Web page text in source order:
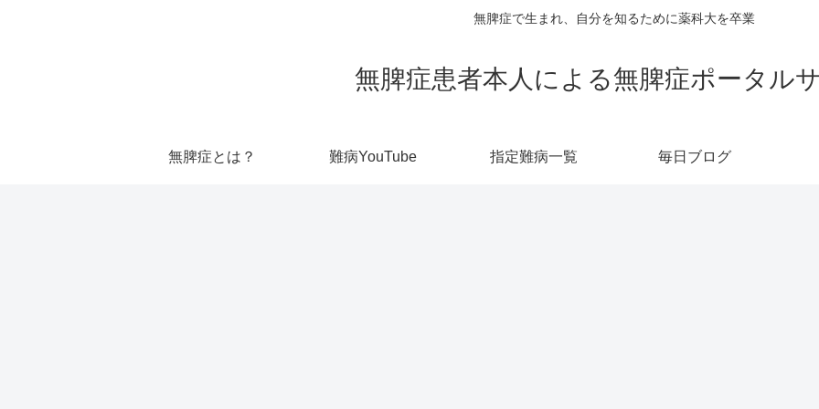
無脾症で生まれ、自分を知るために薬科大を卒業
無脾症患者本人による無脾症ポータル
無脾症とは？ 難病YouTube 指定難病一覧 毎日ブログ